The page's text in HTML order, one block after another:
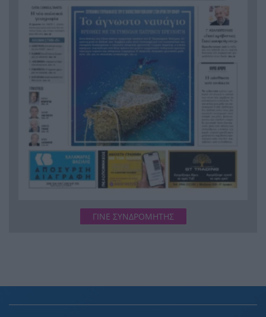
ΓΙΝΕ ΣΥΝΔΡΟΜΗΤΗΣ